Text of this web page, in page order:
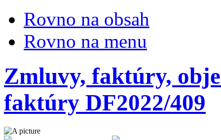
Rovno na obsah
Rovno na menu
Zmluvy, faktúry,
faktúry DF2022/409